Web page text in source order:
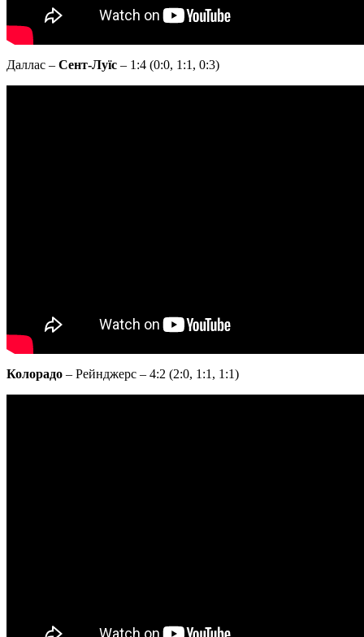
Даллас – Сент-Луїс – 1:4 (0:0, 1:1, 0:3)
Колорадо – Рейнджерс – 4:2 (2:0, 1:1, 1:1)